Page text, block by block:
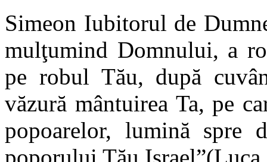
Simeon Iubitorul de
mulţumind Domnului, a
pe robul Tău, după
văzură mântuirea Ta, pe
popoarelor, lumină spre
poporului Tău